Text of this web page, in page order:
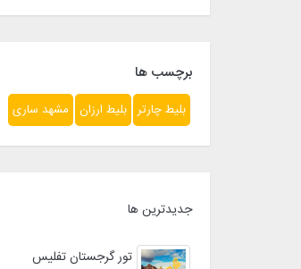
برچسب ها
بلیط چارتر بلیط ارزان مشهد ساری
جدیدترین ها
تور گرجستان تفلیس